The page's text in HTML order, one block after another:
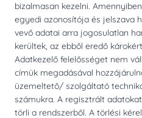
bizalmasan kezelni.
egyedi azonosítója és jelszava
vevő adatai arra jogosulatlan
kerültek, az ebből eredő
Adatkezelő felelősséget nem
címük megadásával
üzemeltető/ szolgáltató
számukra. A regisztrált
törli a rendszerből. A törlési